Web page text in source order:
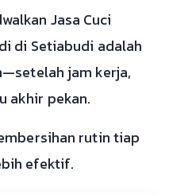
Jasa Cuci
di Setiabudi adalah
jam kerja,
akhir pekan.
rutin tiap
efektif.